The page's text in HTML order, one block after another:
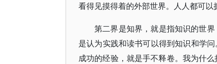
看得见摸得着的外部世界。人人都可以
第二界是知界，就是指知识的世
是认为实践和读书可以得到知识和学
成功的经验，就是手不释卷。我为什